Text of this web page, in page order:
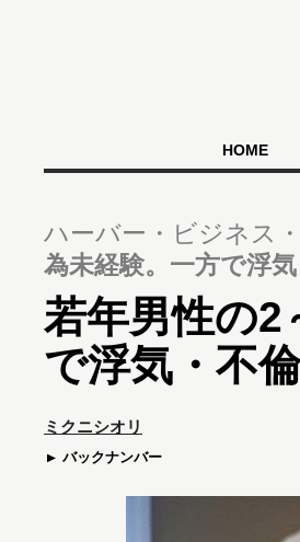
HOME
ハーバー・ビジネス
為未経験。一方で浮
若年男性の2
で浮気・不
ミクニシオリ
バックナンバー